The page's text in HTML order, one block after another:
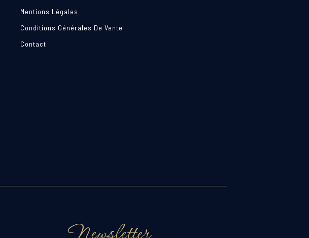
Mentions Légales
Conditions Générales De Vente
Contact